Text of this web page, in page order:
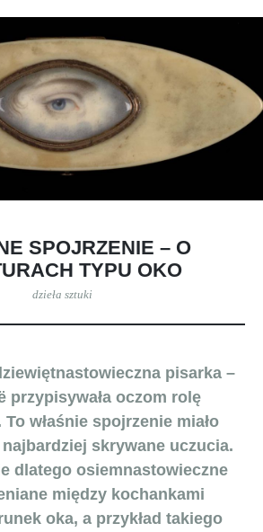
SPOJRZENIE – O
TYPU OKO
dzieła sztuki
pisarka –
przypisywała oczom rolę
To właśnie spojrzenie miało
skrywane uczucia.
dlatego osiemnastowieczne
między kochankami
oka, a przykład takiego